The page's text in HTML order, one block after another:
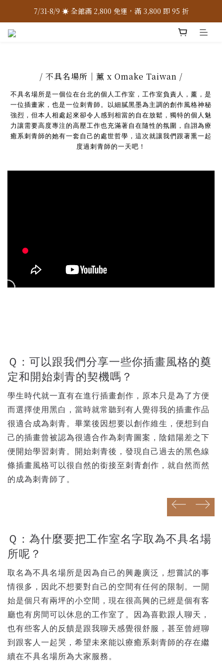
7/31-8/9 ☀️ 全館滿 2,800 免運，滿 3,800 即 95 折
7/31-8/9 ☀️ 全館滿 2,800 免運，滿 3,800 即 95 折
7/31-8/9 ☀️ 全館滿 2,800 免運，滿 3,800 即 95 折
/ 不具名場所｜薰 x Omake Taiwan /
不具名場所是一個位在台北的個人工作室，工作室負責人，薰，是
一位插畫家，也是一位刺青師。以細膩黑墨為主調的創作風格神秘
強烈，但本人相處起來卻令人感到相當的自在放鬆，獨特的個人魅
力讓需要高度專注的高壓工作也充滿著自在隨性的氛圍，自詡為療
癒系刺青師的她有一套自己的處世哲學，這次就讓我們跟著熏一起
度過刺青師的一天吧！
Ｑ：可以跟我們分享一些你插畫風格的奠
定和開始刺青的契機嗎？
學生時代就一直有在進行插畫創作，原本只是為了方便
而選擇使用黑白，當時就常聽到有人覺得我的插畫作品
很適合成為刺青。畢業後因想要以創作維生，便想到自
己的插畫曾被認為很適合作為刺青圖案，陰錯陽差之下
便開始學習刺青。開始刺青後，發現自己過去的黑色線
條插畫風格可以很自然的銜接至刺青創作，就自然而然
的成為刺青師了。
prev
prev next
Ｑ：為什麼要把工作室名字取為不具名場
所呢？
取名為不具名場所是因為自己的興趣廣泛，想嘗試的事
情很多，因此不想要對自己的空間有任何的限制。一開
始是個只有兩坪的小空間，現在很高興的已經是個有客
廳也有房間可以休息的工作室了。因為喜歡跟人聊天，
也有些客人的反饋是跟我聊天感覺很舒服，甚至曾經聊
到跟客人一起哭，希望未來能以療癒系刺青師的存在繼
續在不具名場所為大家服務。